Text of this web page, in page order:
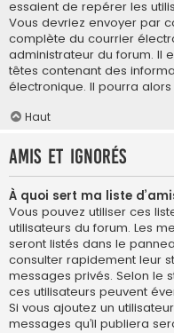
essaient de repérer les
Vous devriez envoyer par
complète du courrier
administrateur du forum. Il
têtes contenant des
électronique. Il pourra
Haut
Amis et ignorés
À quoi sert ma liste
Vous pouvez utiliser ces
utilisateurs du forum. Les
seront listés dans le
consulter rapidement leur
messages privés. Selon le
ces utilisateurs peuvent
Si vous ajoutez un
messages qu’il publiera